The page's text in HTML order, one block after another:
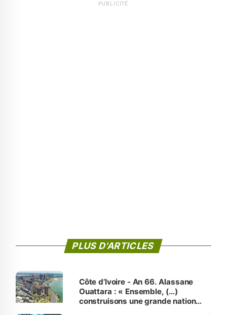
PUBLICITÉ
PLUS D'ARTICLES
Côte d’Ivoire - An 66. Alassane
Ouattara : « Ensemble, (…)
construisons une grande nation